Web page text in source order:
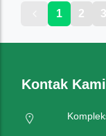
1 2 3
Kontak Kami